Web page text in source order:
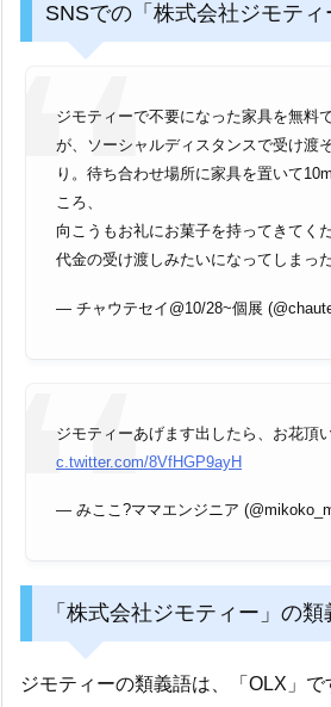
SNSでの「株式会社ジモテ
ジモティーで不要になった家具を無料
が、ソーシャルディスタンスで受け渡
り。待ち合わせ場所に家具を置いて
ころ、
向こうもお礼にお菓子を持ってきてく
代金の受け渡しみたいになってしまった
— チャウテセイ@10/28~個展
ジモティーあげます出したら、お花頂
c.twitter.com/8VfHGP9ayH
— みここ?ママエンジニア
「株式会社ジモティー」の類
ジモティーの類義語は、「OLX」で